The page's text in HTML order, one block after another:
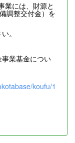
業には、財源と
調整交付金）を
。
業基金につい
koufu/1